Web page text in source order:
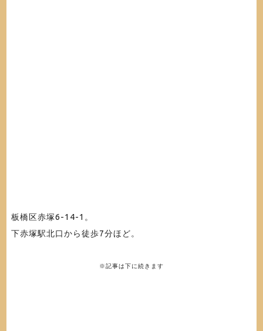
板橋区赤塚6-14-1。
下赤塚駅北口から徒歩7分ほど。
※記事は下に続きます